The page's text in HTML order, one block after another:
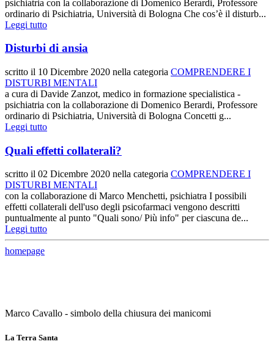
psichiatria con la collaborazione di Domenico Berardi, Professore
ordinario di Psichiatria, Università di Bologna Che cos’è il disturb...
Leggi tutto
Disturbi di ansia
scritto il 10 Dicembre 2020 nella categoria COMPRENDERE I
DISTURBI MENTALI
a cura di Davide Zanzot, medico in formazione specialistica -
psichiatria con la collaborazione di Domenico Berardi, Professore
ordinario di Psichiatria, Università di Bologna Concetti g...
Leggi tutto
Quali effetti collaterali?
scritto il 02 Dicembre 2020 nella categoria COMPRENDERE I
DISTURBI MENTALI
con la collaborazione di Marco Menchetti, psichiatra I possibili
effetti collaterali dell'uso degli psicofarmaci vengono descritti
puntualmente al punto "Quali sono/ Più info" per ciascuna de...
Leggi tutto
homepage
Marco Cavallo - simbolo della chiusura dei manicomi
La Terra Santa